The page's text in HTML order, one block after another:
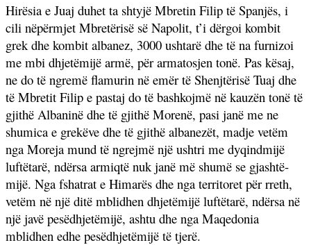
Hirësia e Juaj duhet ta shtyjë Mbretin Filip të Spanjës, i
cili nëpërmjet Mbretërisë së Napolit, t’i dërgoi kombit
grek dhe kombit albanez, 3000 ushtarë dhe të na furnizoi
me mbi dhjetëmijë armë, për armatosjen tonë. Pas kësaj,
ne do të ngremë flamurin në emër të Shenjtërisë Tuaj dhe
të Mbretit Filip e pastaj do të bashkojmë në kauzën tonë të
gjithë Albaninë dhe të gjithë Morenë, pasi janë me ne
shumica e grekëve dhe të gjithë albanezët, madje vetëm
nga Moreja mund të ngrejmë një ushtri me dyqindmijë
luftëtarë, ndërsa armiqtë nuk janë më shumë se gjashtë-
mijë. Nga fshatrat e Himarës dhe nga territoret për rreth,
vetëm në një ditë mblidhen dhjetëmijë luftëtarë, ndërsa në
një javë pesëdhjetëmijë, ashtu dhe nga Maqedonia
mblidhen edhe pesëdhjetëmijë të tjerë.